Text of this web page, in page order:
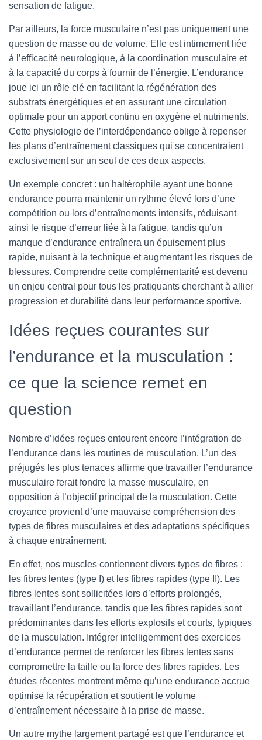
sensation de fatigue.
Par ailleurs, la force musculaire n’est pas uniquement une
question de masse ou de volume. Elle est intimement liée
à l’efficacité neurologique, à la coordination musculaire et
à la capacité du corps à fournir de l’énergie. L’endurance
joue ici un rôle clé en facilitant la régénération des
substrats énergétiques et en assurant une circulation
optimale pour un apport continu en oxygène et nutriments.
Cette physiologie de l’interdépendance oblige à repenser
les plans d’entraînement classiques qui se concentraient
exclusivement sur un seul de ces deux aspects.
Un exemple concret : un haltérophile ayant une bonne
endurance pourra maintenir un rythme élevé lors d’une
compétition ou lors d’entraînements intensifs, réduisant
ainsi le risque d’erreur liée à la fatigue, tandis qu’un
manque d’endurance entraînera un épuisement plus
rapide, nuisant à la technique et augmentant les risques de
blessures. Comprendre cette complémentarité est devenu
un enjeu central pour tous les pratiquants cherchant à allier
progression et durabilité dans leur performance sportive.
Idées reçues courantes sur
l’endurance et la musculation :
ce que la science remet en
question
Nombre d’idées reçues entourent encore l’intégration de
l’endurance dans les routines de musculation. L’un des
préjugés les plus tenaces affirme que travailler l’endurance
musculaire ferait fondre la masse musculaire, en
opposition à l’objectif principal de la musculation. Cette
croyance provient d’une mauvaise compréhension des
types de fibres musculaires et des adaptations spécifiques
à chaque entraînement.
En effet, nos muscles contiennent divers types de fibres :
les fibres lentes (type I) et les fibres rapides (type II). Les
fibres lentes sont sollicitées lors d’efforts prolongés,
travaillant l’endurance, tandis que les fibres rapides sont
prédominantes dans les efforts explosifs et courts, typiques
de la musculation. Intégrer intelligemment des exercices
d’endurance permet de renforcer les fibres lentes sans
compromettre la taille ou la force des fibres rapides. Les
études récentes montrent même qu’une endurance accrue
optimise la récupération et soutient le volume
d’entraînement nécessaire à la prise de masse.
Un autre mythe largement partagé est que l’endurance et